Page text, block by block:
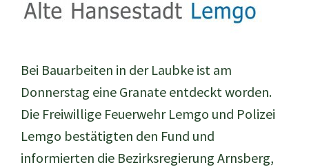
Bei Bauarbeiten in der Laubke ist am
Donnerstag eine Granate entdeckt worden.
Die Freiwillige Feuerwehr Lemgo und Polizei
Lemgo bestätigten den Fund und
informierten die Bezirksregierung Arnsberg,